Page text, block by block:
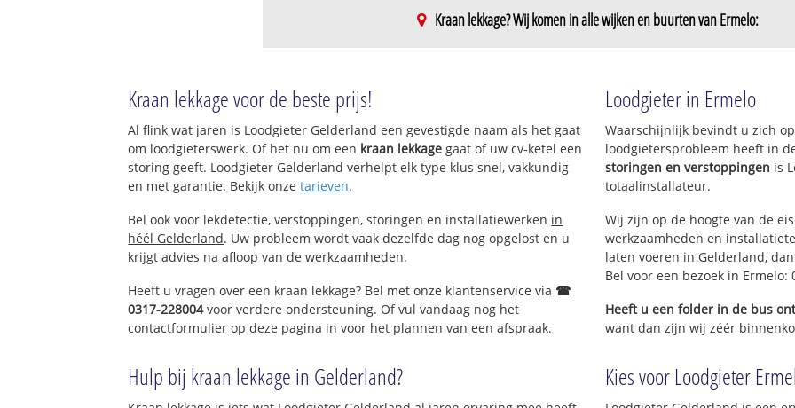
Kraan lekkage? Wij komen in alle wijken en buurten van Ermelo:
Ermelo-Oost
Ermelo-West
Veldwijk-'s Heerenloo
Tonsel
Horst
Kraan lekkage voor de beste prijs!
Al flink wat jaren is Loodgieter Gelderland een gevestigde naam als het gaat
om loodgieterswerk. Of het nu om een kraan lekkage gaat of uw cv-ketel een
storing geeft. Loodgieter Gelderland verhelpt elk type klus snel, vakkundig
en met garantie. Bekijk onzetarieven.
Bel ook voor lekdetectie, verstoppingen, storingen en installatiewerken in
héél Gelderland. Uw probleem wordt vaak dezelfde dag nog opgelost en u
krijgt advies na afloop van de werkzaamheden.
Heeft u vragen over een kraan lekkage? Bel met onze klantenservice via ☎
0317-228004voor verdere ondersteuning. Of vul vandaag nog het
contactformulier op deze pagina in voor het plannen van een afspraak.
Hulp bij kraan lekkage in Gelderland?
Loodgieter in Ermelo
Waarschijnlijk bevindt u zich
loodgietersprobleem heeft in
storingen en verstoppingen is
totaalinstallateur.
Wij zijn op de hoogte van de
werkzaamheden en
laten voeren in Gelderland,
Bel voor een bezoek in Ermelo:
Heeft u een folder in de bus
want dan zijn wij zéér
Kies voor Loodgieter